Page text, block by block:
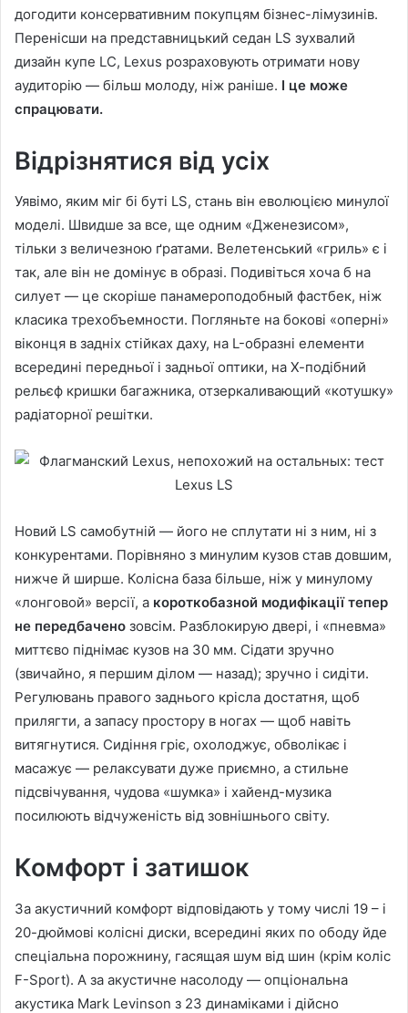
догодити консервативним покупцям бізнес-лімузинів.
Перенісши на представницький седан LS зухвалий
дизайн купе LC, Lexus розраховують отримати нову
аудиторію — більш молоду, ніж раніше. І це може
спрацювати.
Відрізнятися від усіх
Уявімо, яким міг бі буті LS, стань він еволюцією минулої
моделі. Швидше за все, ще одним «Дженезисом»,
тільки з величезною ґратами. Велетенський «гриль» є і
так, але він не домінує в образі. Подивіться хоча б на
силует — це скоріше панамероподобный фастбек, ніж
класика трехобъемности. Погляньте на бокові «оперні»
віконця в задніх стійках даху, на L-образні елементи
всередині передньої і задньої оптики, на Х-подібний
рельєф кришки багажника, отзеркаливающий «котушку»
радіаторної решітки.
Новий LS самобутній — його не сплутати ні з ним, ні з
конкурентами. Порівняно з минулим кузов став довшим,
нижче й ширше. Колісна база більше, ніж у минулому
«лонговой» версії, а короткобазной модифікації тепер
не передбачено зовсім. Разблокирую двері, і «пневма»
миттєво піднімає кузов на 30 мм. Сідати зручно
(звичайно, я першим ділом — назад); зручно і сидіти.
Регулювань правого заднього крісла достатня, щоб
прилягти, а запасу простору в ногах — щоб навіть
витягнутися. Сидіння гріє, охолоджує, обволікає і
масажує — релаксувати дуже приємно, а стильне
підсвічування, чудова «шумка» і хайенд-музика
посилюють відчуженість від зовнішнього світу.
Комфорт і затишок
За акустичний комфорт відповідають у тому числі 19 – і
20-дюймові колісні диски, всередині яких по ободу йде
спеціальна порожнину, гасящая шум від шин (крім коліс
F-Sport). А за акустичне насолоду — опціональна
акустика Mark Levinson з 23 динаміками і дійсно